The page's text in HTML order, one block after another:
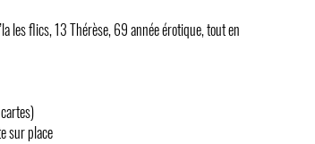
les flics, 13 Thérèse, 69 année érotique, tout en
sur place